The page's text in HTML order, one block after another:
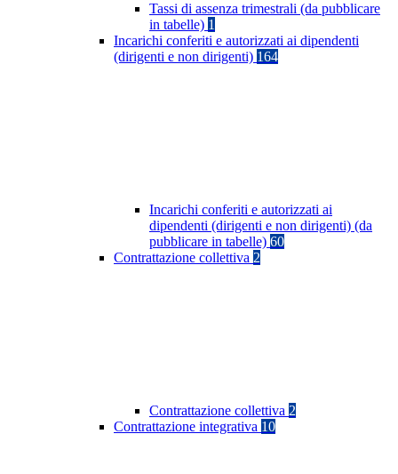
Tassi di assenza trimestrali (da pubblicare
in tabelle) 1
Incarichi conferiti e autorizzati ai dipendenti
(dirigenti e non dirigenti) 164
Incarichi conferiti e autorizzati ai
dipendenti (dirigenti e non dirigenti) (da
pubblicare in tabelle) 60
Contrattazione collettiva 2
Contrattazione collettiva 2
Contrattazione integrativa 10